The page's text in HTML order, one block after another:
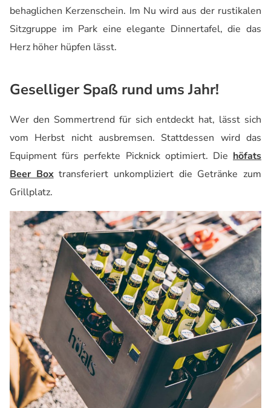
behaglichen Kerzenschein. Im Nu wird aus der rustikalen
Sitzgruppe im Park eine elegante Dinnertafel, die das
Herz höher hüpfen lässt.
Geselliger Spaß rund ums Jahr!
Wer den Sommertrend für sich entdeckt hat, lässt sich
vom Herbst nicht ausbremsen. Stattdessen wird das
Equipment fürs perfekte Picknick optimiert. Die höfats
Beer Boxtransferiert unkompliziert die Getränke zum
Grillplatz.